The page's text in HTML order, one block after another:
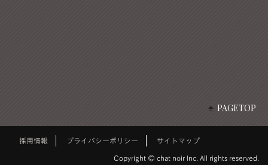
PAGETOP
採用情報 プライバシーポリシー サイトマップ
Copyright © chat noir Inc. All rights reserved.